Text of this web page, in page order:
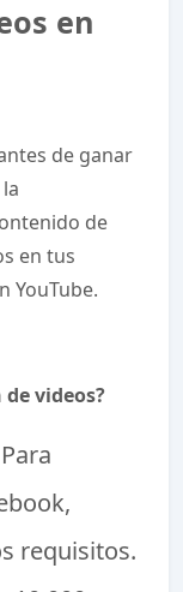
en
de ganar
de
en tus
YouTube.
videos?
requisitos.